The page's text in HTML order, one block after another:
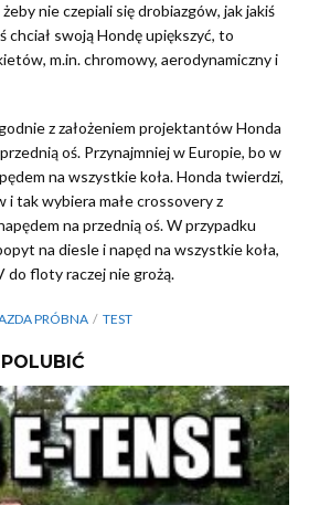
nie czepiali się drobiazgów, jak jakiś
chciał swoją Hondę upiększyć, to
m.in. chromowy, aerodynamiczny i
z założeniem projektantów Honda
oś. Przynajmniej w Europie, bo w
na wszystkie koła. Honda twierdzi,
tak wybiera małe crossovery z
na przednią oś. W przypadku
na diesle i napęd na wszystkie koła,
do floty raczej nie grożą.
PRÓBNA TEST